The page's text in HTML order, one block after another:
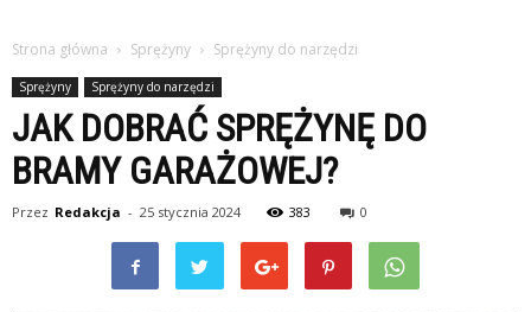
Strona główna Sprężyny Sprężyny do narzędzi
Sprężyny Sprężyny do narzędzi
JAK DOBRAĆ SPRĘŻYNĘ DO
BRAMY GARAŻOWEJ?
Przez Redakcja - 25 stycznia 2024 383 0